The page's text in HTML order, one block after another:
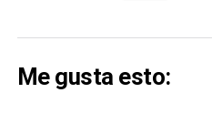
Me gusta esto: